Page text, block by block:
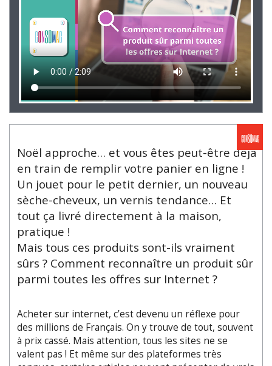
Noël approche… et vous êtes peut-être déjà
en train de remplir votre panier en ligne !
Un jouet pour le petit dernier, un nouveau
sèche-cheveux, un vernis tendance… Et
tout ça livré directement à la maison,
pratique !
Mais tous ces produits sont-ils vraiment
sûrs ? Comment reconnaître un produit sûr
parmi toutes les offres sur Internet ?
Acheter sur internet, c’est devenu un réflexe pour
des millions de Français. On y trouve de tout, souvent
à prix cassé. Mais attention, tous les sites ne se
valent pas ! Et même sur des plateformes très